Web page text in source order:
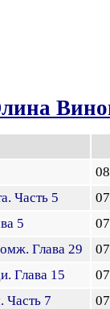
Часть 5
5
Глава 29
Глава 15
Часть 7